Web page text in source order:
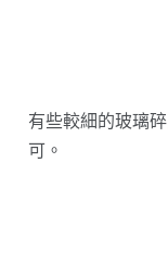
有些較細的玻璃
可。